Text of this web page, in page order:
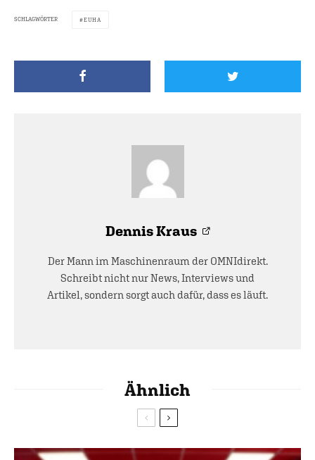
SCHLAGWÖRTER EUHA
Dennis Kraus
Der Mann im Maschinenraum der OMNIdirekt.
Schreibt nicht nur News, Interviews und
Artikel, sondern sorgt auch dafür, dass es läuft.
Ähnlich